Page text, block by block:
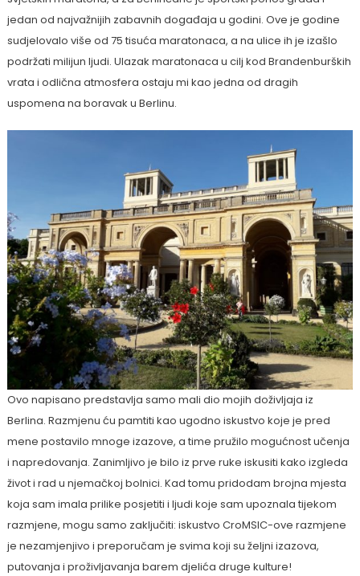
jedan od najvažnijih zabavnih događaja u godini. Ove je godine
sudjelovalo više od 75 tisuća maratonaca, a na ulice ih je izašlo
podržati milijun ljudi. Ulazak maratonaca u cilj kod Brandenburških
vrata i odlična atmosfera ostaju mi kao jedna od dragih
uspomena na boravak u Berlinu.
Ovo napisano predstavlja samo mali dio mojih doživljaja iz
Berlina. Razmjenu ću pamtiti kao ugodno iskustvo koje je pred
mene postavilo mnoge izazove, a time pružilo mogućnost učenja
i napredovanja. Zanimljivo je bilo iz prve ruke iskusiti kako izgleda
život i rad u njemačkoj bolnici. Kad tomu pridodam brojna mjesta
koja sam imala prilike posjetiti i ljudi koje sam upoznala tijekom
razmjene, mogu samo zaključiti: iskustvo CroMSIC-ove razmjene
je nezamjenjivo i preporučam je svima koji su željni izazova,
putovanja i proživljavanja barem djelića druge kulture!